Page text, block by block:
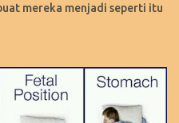
mereka menjadi seperti itu